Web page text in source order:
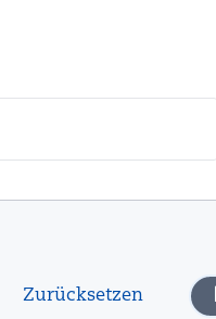
Zurücksetzen